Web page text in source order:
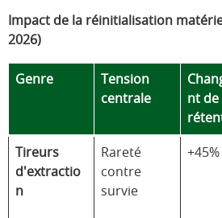
Impact de la réinitialisation
2026)
Genre
Tension
centrale
nt de
Tireurs
d'extractio
n
Rareté
contre
survie
+45%